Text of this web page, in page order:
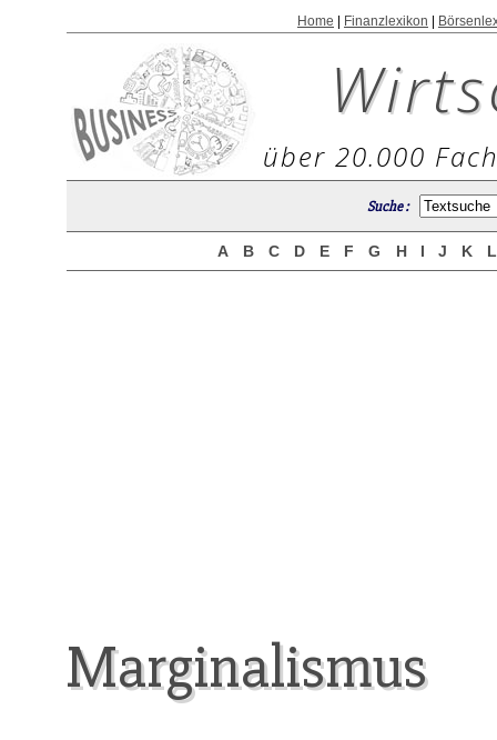
Home Finanzlexikon
über 20.000
Suche :
A B C D E F G H I J K
Marginalismus